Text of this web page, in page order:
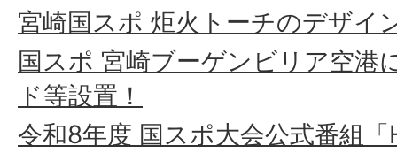
宮崎国スポ 炬火トーチのデザイ
国スポ 宮崎ブーゲンビリア空港
ド等設置！
令和8年度 国スポ大会公式番組